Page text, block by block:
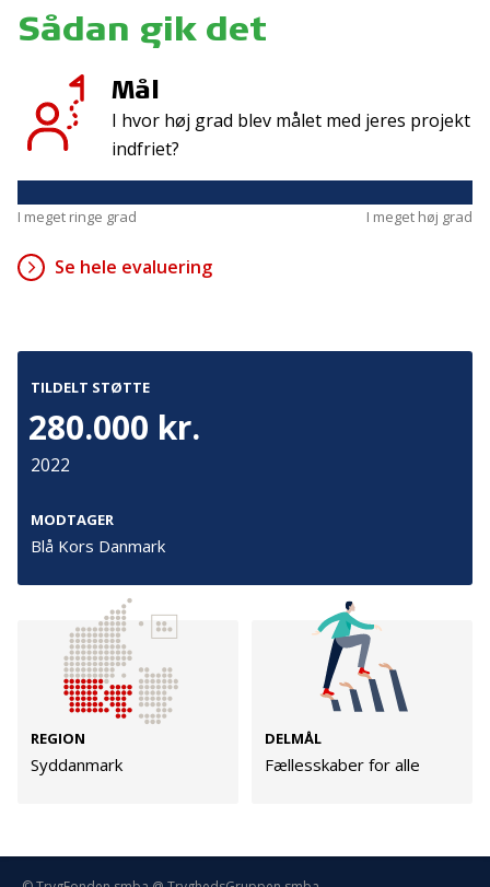
Sådan gik det
Mål
I hvor høj grad blev målet med jeres projekt
indfriet?
I meget ringe grad I meget høj grad
Se hele evaluering
TILDELT STØTTE
280.000 kr.
2022
MODTAGER
Blå Kors Danmark
REGION
Syddanmark
DELMÅL
Fællesskaber for alle
TrygFonden
T:45 26 08 00
TryghedsGruppen
T:
45 26 08 26
info@tryghedsgruppen.dk
Fakturering
Vilkår
Følg os
Facebook LinkedIn
TrygFonden